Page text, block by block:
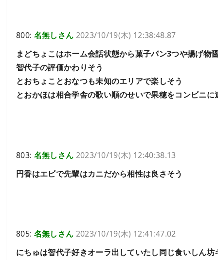
800: 名無しさん 2023/10/19(木) 12:38:48.87
まどちょこはホーム会話状態から菓子パン3つや揚げ物
智代子の評価かわりそう
とおちょことおなつも未知のエリアで楽しそう
とおかほは相合学舎の歌い順のせいで果穂をコンビニに
803: 名無しさん 2023/10/19(木) 12:40:38.13
円香はエビで先輩はカニだから相性は良さそう
805: 名無しさん 2023/10/19(木) 12:41:47.02
にちゅは智代子好きオーラ出していたし同じ食いしん